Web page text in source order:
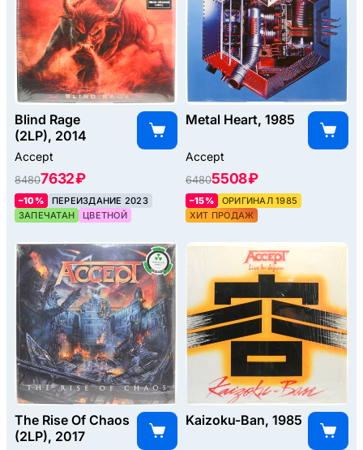
Blind Rage
(2LP), 2014
Accept
84807632 ₽
–10%
ПЕРЕИЗДАНИЕ 2023
ЗАПЕЧАТАН
ЦВЕТНОЙ
Metal Heart, 1985
Accept
64805508 ₽
–15%
ОРИГИНАЛ 1985
ХИТ ПРОДАЖ
The Rise Of Chaos
(2LP), 2017
Kaizoku-Ban, 1985